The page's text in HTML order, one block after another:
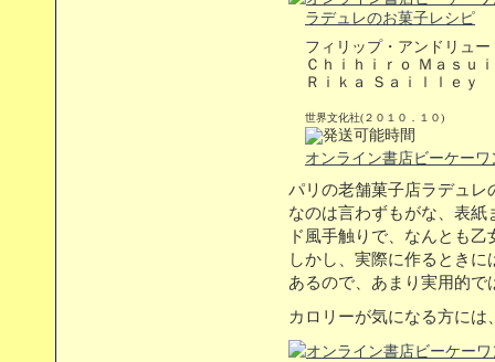
ラデュレのお菓子レシピ
フィリップ・アンドリュー
Ｃｈｉｈｉｒｏ Ｍａｓｕｉ
Ｒｉｋａ Ｓａｉｌｌｅｙ
世界文化社(２０１０．１０)
オンライン書店ビーケー
パリの老舗菓子店ラデュレ
なのは言わずもがな、表
ド風手触りで、なんとも
しかし、実際に作るとき
あるので、あまり実用的
カロリーが気になる方に